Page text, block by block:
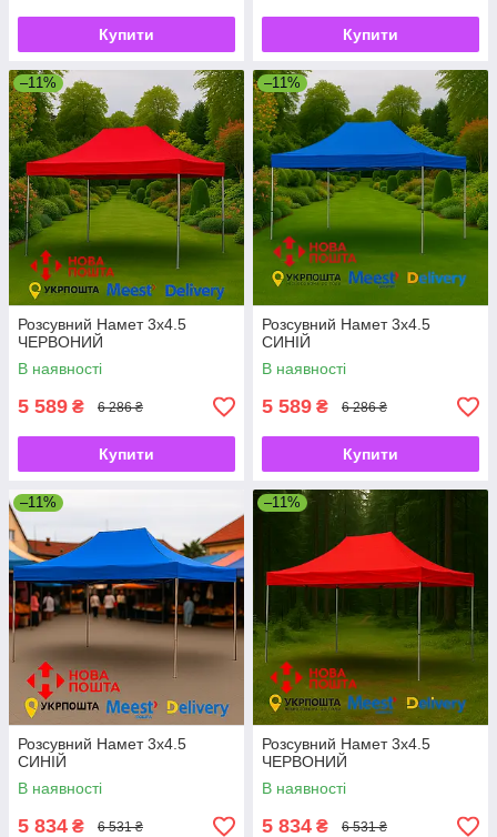
Купити Купити
–11%
Розсувний Намет 3х4.5
ЧЕРВОНИЙ
В наявності
5 589 ₴ 6 286 ₴
Купити
–11%
Розсувний Намет 3х4.5
СИНІЙ
В наявності
5 589 ₴ 6 286 ₴
Купити
–11%
Розсувний Намет 3х4.5
СИНІЙ
В наявності
5 834 ₴ 6 531 ₴
–11%
Розсувний Намет 3х4.5
ЧЕРВОНИЙ
В наявності
5 834 ₴ 6 531 ₴